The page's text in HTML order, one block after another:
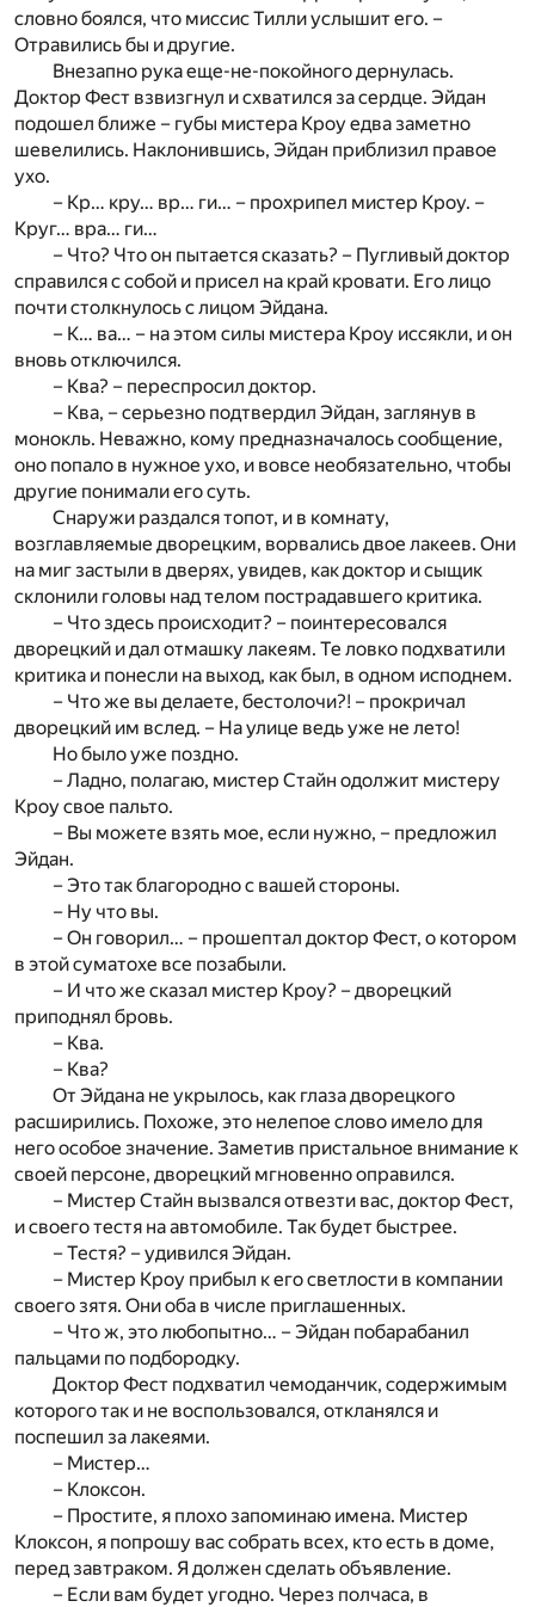
словно боялся, что миссис Тилли услышит его. –
Отравились бы и другие.
Внезапно рука еще-не-покойного дернулась.
Доктор Фест взвизгнул и схватился за сердце. Эйдан
подошел ближе – губы мистера Кроу едва заметно
шевелились. Наклонившись, Эйдан приблизил правое
ухо.
– Кр… кру… вр… ги… – прохрипел мистер Кроу. –
Круг… вра… ги…
– Что? Что он пытается сказать? – Пугливый доктор
справился с собой и присел на край кровати. Его лицо
почти столкнулось с лицом Эйдана.
– К… ва… – на этом силы мистера Кроу иссякли, и он
вновь отключился.
– Ква? – переспросил доктор.
– Ква, – серьезно подтвердил Эйдан, заглянув в
монокль. Неважно, кому предназначалось сообщение,
оно попало в нужное ухо, и вовсе необязательно, чтобы
другие понимали его суть.
Снаружи раздался топот, и в комнату,
возглавляемые дворецким, ворвались двое лакеев. Они
на миг застыли в дверях, увидев, как доктор и сыщик
склонили головы над телом пострадавшего критика.
– Что здесь происходит? – поинтересовался
дворецкий и дал отмашку лакеям. Те ловко подхватили
критика и понесли на выход, как был, в одном исподнем.
– Что же вы делаете, бестолочи?! – прокричал
дворецкий им вслед. – На улице ведь уже не лето!
Но было уже поздно.
– Ладно, полагаю, мистер Стайн одолжит мистеру
Кроу свое пальто.
– Вы можете взять мое, если нужно, – предложил
Эйдан.
– Это так благородно с вашей стороны.
– Ну что вы.
– Он говорил… – прошептал доктор Фест, о котором
в этой суматохе все позабыли.
– И что же сказал мистер Кроу? – дворецкий
приподнял бровь.
– Ква.
– Ква?
От Эйдана не укрылось, как глаза дворецкого
расширились. Похоже, это нелепое слово имело для
него особое значение. Заметив пристальное внимание к
своей персоне, дворецкий мгновенно оправился.
– Мистер Стайн вызвался отвезти вас, доктор Фест,
и своего тестя на автомобиле. Так будет быстрее.
– Тестя? – удивился Эйдан.
– Мистер Кроу прибыл к его светлости в компании
своего зятя. Они оба в числе приглашенных.
– Что ж, это любопытно… – Эйдан побарабанил
пальцами по подбородку.
Доктор Фест подхватил чемоданчик, содержимым
которого так и не воспользовался, откланялся и
поспешил за лакеями.
– Мистер…
– Клоксон.
– Простите, я плохо запоминаю имена. Мистер
Клоксон, я попрошу вас собрать всех, кто есть в доме,
перед завтраком. Я должен сделать объявление.
– Если вам будет угодно. Через полчаса, в